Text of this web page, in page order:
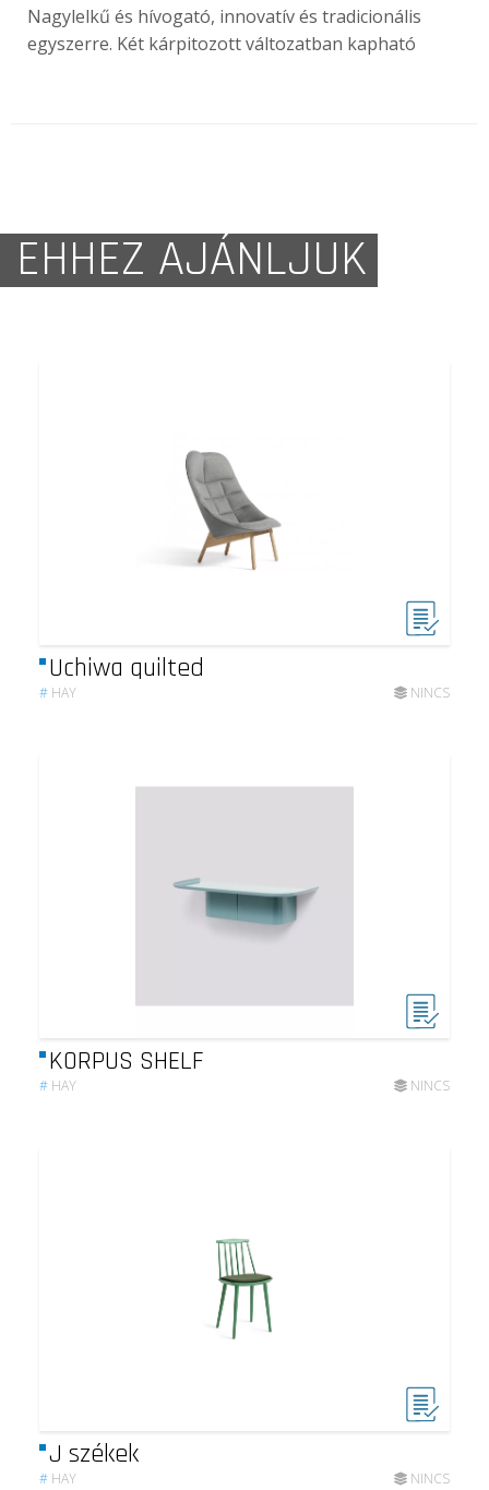
Nagylelkű és hívogató, innovatív és tradicionális
egyszerre. Két kárpitozott változatban kapható
EHHEZ AJÁNLJUK
Uchiwa quilted
# HAY NINCS
KORPUS SHELF
# HAY NINCS
J székek
# HAY NINCS